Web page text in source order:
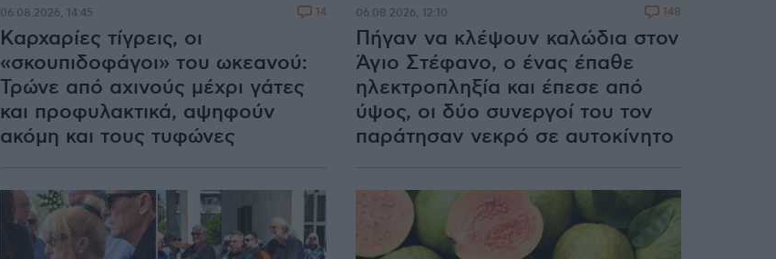
Καρχαρίες τίγρεις, οι
«σκουπιδοφάγοι» του ωκεανού:
Τρώνε από αχινούς μέχρι γάτες
και προφυλακτικά, αψηφούν
ακόμη και τους τυφώνες
06.08.2026, 14:45 14
Πήγαν να κλέψουν καλώδια στον
Άγιο Στέφανο, ο ένας έπαθε
ηλεκτροπληξία και έπεσε από
ύψος, οι δύο συνεργοί του τον
παράτησαν νεκρό σε αυτοκίνητο
06.08.2026, 12:10 148